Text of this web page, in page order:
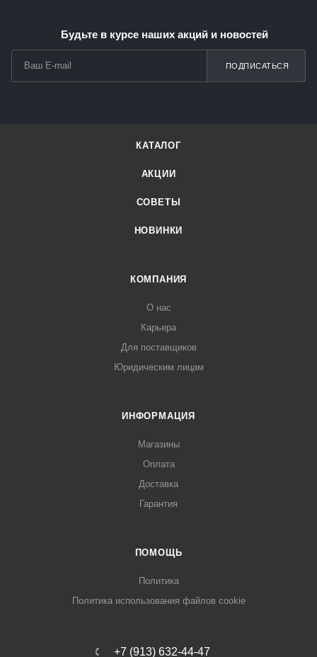
Будьте в курсе наших акций и новостей
ПОДПИСАТЬСЯ
КАТАЛОГ
АКЦИИ
СОВЕТЫ
НОВИНКИ
КОМПАНИЯ
О нас
Карьера
Для поставщиков
Юридическим лицам
ИНФОРМАЦИЯ
Магазины
Оплата
Доставка
Гарантия
ПОМОЩЬ
Политика
Политика использования файлов cookie
+7 (913) 632-44-47